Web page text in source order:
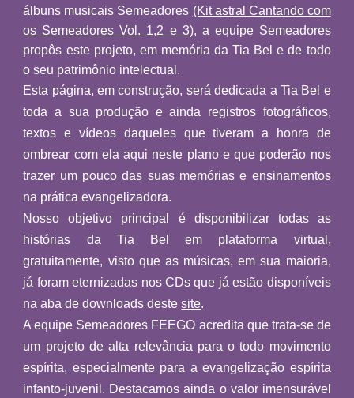
álbuns musicais Semeadores (Kit astral Cantando com
os Semeadores Vol. 1,2 e 3), a equipe Semeadores
propôs este projeto, em memória da Tia Bel e de todo
o seu patrimônio intelectual.
Esta página, em construção, será dedicada a Tia Bel e
toda a sua produção e ainda registros fotográficos,
textos e vídeos daqueles que tiveram a honra de
ombrear com ela aqui neste plano e que poderão nos
trazer um pouco das suas memórias e ensinamentos
na prática evangelizadora.
Nosso objetivo principal é disponibilizar todas as
histórias da Tia Bel em plataforma virtual,
gratuitamente, visto que as músicas, em sua maioria,
já foram eternizadas nos CDs que já estão disponíveis
na aba de downloads destesite.
A equipe Semeadores FEEGO acredita que trata-se de
um projeto de alta relevância para o todo movimento
espírita, especialmente para a evangelização espírita
infanto-juvenil. Destacamos ainda o valor imensurável